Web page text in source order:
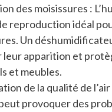
des moisissures :
reproduction idéal
Un
leur apparition et
et meubles.
de la qualité de l’air
provoquer des